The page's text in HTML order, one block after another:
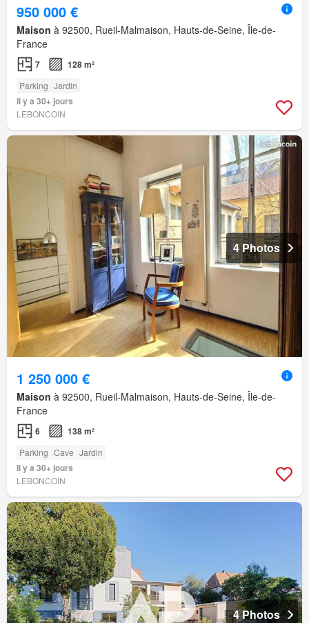
950 000 €
Maison à 92500, Rueil-Malmaison, Hauts-de-Seine, Île-de-
France
7 128 m²
Parking Jardin
Il y a 30+ jours
LEBONCOIN
4 Photos
1 250 000 €
Maison à 92500, Rueil-Malmaison, Hauts-de-Seine, Île-de-
France
6 138 m²
Parking Cave Jardin
Il y a 30+ jours
LEBONCOIN
4 Photos